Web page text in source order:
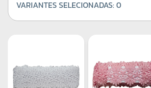
VARIANTES SELECIONADAS:0